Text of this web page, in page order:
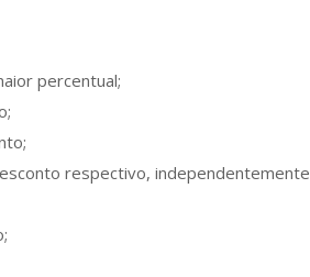
percentual;
respectivo, independentemente